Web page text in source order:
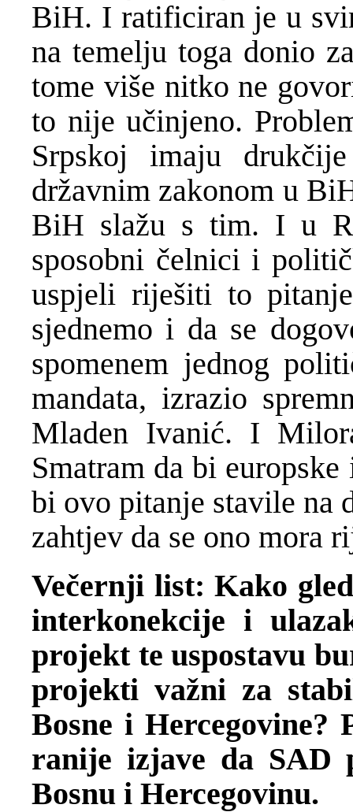
BiH. I ratificiran je u
na temelju toga donio
tome više nitko ne
to nije učinjeno.
Srpskoj imaju
državnim zakonom u
BiH slažu s tim. I u
sposobni čelnici i
uspjeli riješiti to
sjednemo i da se
spomenem jednog
mandata, izrazio
Mladen Ivanić. I
Smatram da bi
bi ovo pitanje stavile na
zahtjev da se ono mora
Večernji list: Kako
interkonekcije i
projekt te uspostavu
projekti važni za
Bosne i Hercegovine?
ranije izjave da SAD
Bosnu i Hercegovinu.